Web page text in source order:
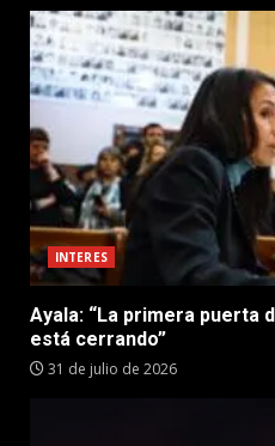
INTERES
Ayala: “La primera puerta
está cerrando”
31 de julio de 2026